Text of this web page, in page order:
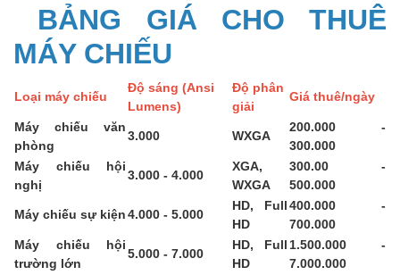
BẢNG GIÁ CHO THUÊ
MÁY CHIẾU
Loại máy chiếu
Độ sáng (Ansi
Lumens)
Độ phân
giải
Giá thuê/ngày
Máy chiếu văn
phòng
3.000 WXGA
200.000 -
300.000
Máy chiếu hội
nghị
3.000 - 4.000
XGA,
WXGA
300.00 -
500.000
Máy chiếu sự kiện4.000 - 5.000
HD, Full
HD
400.000 -
700.000
Máy chiếu hội
trường lớn
5.000 - 7.000
HD, Full
HD
1.500.000 -
7.000.000